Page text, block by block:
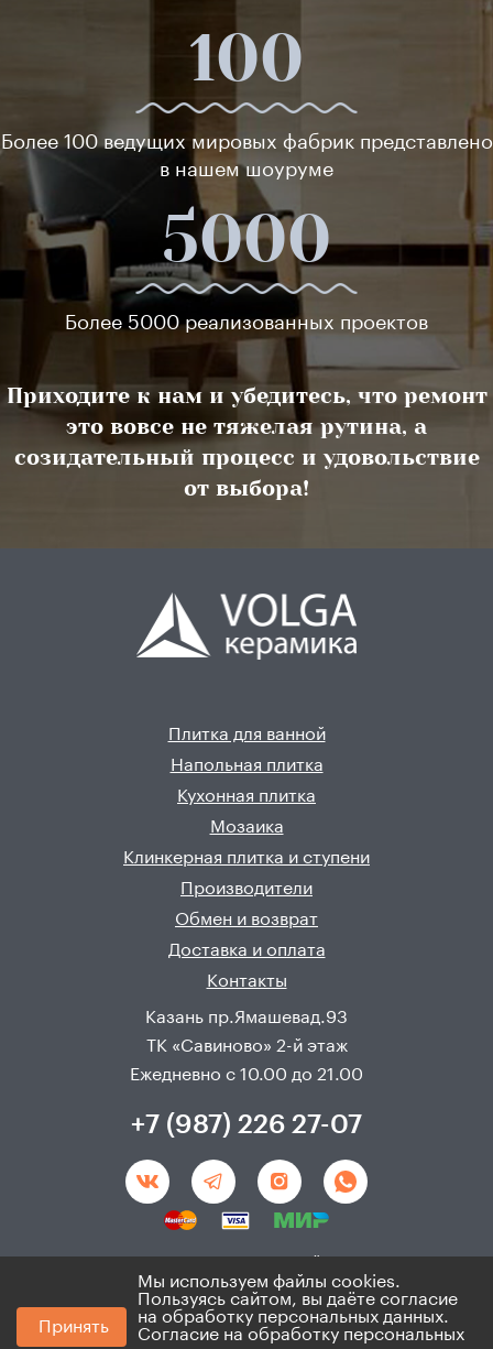
100
Более 100 ведущих мировых фабрик представлено
в нашем шоуруме
5000
Более 5000 реализованных проектов
Приходите к нам и убедитесь, что ремонт
это вовсе не тяжелая рутина, а
созидательный процесс и удовольствие
от выбора!
Плитка для ванной
Напольная плитка
Кухонная плитка
Мозаика
Клинкерная плитка и ступени
Производители
Обмен и возврат
Доставка и оплата
Контакты
Казань пр.Ямашевад.93
ТК «Савиново» 2-й этаж
Ежедневно с 10.00 до 21.00
+7 (987) 226 27-07
© 2008 - 2026. ИП Хадыев Р.И.(ИНН 166010471459). Не
является публичной офертой.
Принять
Мы используем файлы cookies.
Пользуясь сайтом, вы даёте согласие
на обработку персональных данных.
Согласие на обработку персональных